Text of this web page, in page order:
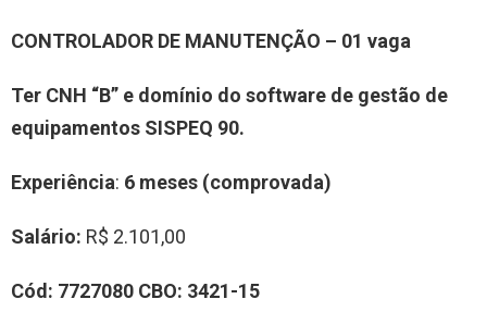
CONTROLADOR DE MANUTENÇÃO – 01 vaga
Ter CNH “B” e domínio do software de gestão de
equipamentos SISPEQ 90.
Experiência: 6 meses (comprovada)
Salário: R$ 2.101,00
Cód: 7727080 CBO: 3421-15